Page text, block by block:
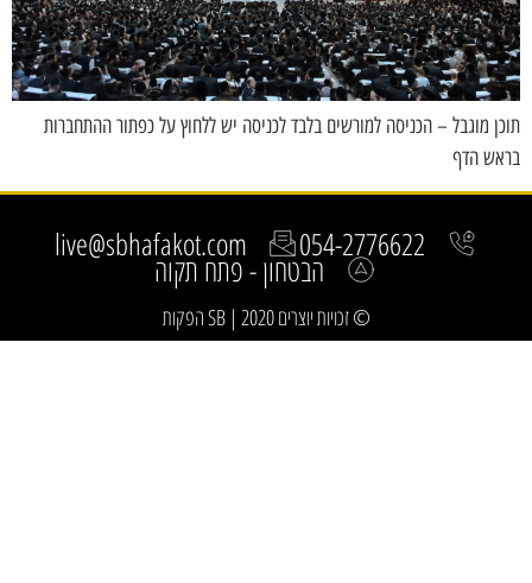
תוכן מוגבל – הכניסה למורשים בלבד לכניסה יש ללחוץ על כפתור ההתחברות
בראש הדף
© זכויות יוצרים 2020 | SB הפקות
054-2776622
live@sbhafakot.com
הבטחון - פתח תקוה